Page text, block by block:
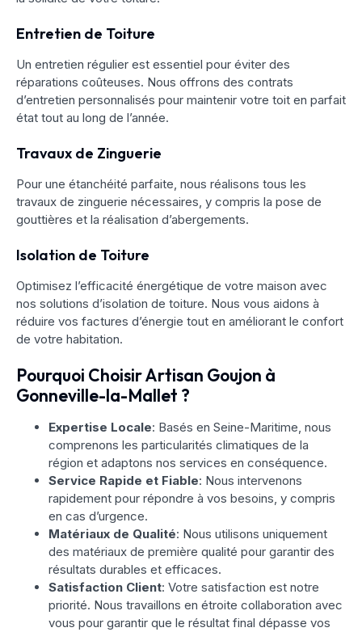
Entretien de Toiture
Un entretien régulier est essentiel pour éviter des
réparations coûteuses. Nous offrons des contrats
d’entretien personnalisés pour maintenir votre toit en parfait
état tout au long de l’année.
Travaux de Zinguerie
Pour une étanchéité parfaite, nous réalisons tous les
travaux de zinguerie nécessaires, y compris la pose de
gouttières et la réalisation d’abergements.
Isolation de Toiture
Optimisez l’efficacité énergétique de votre maison avec
nos solutions d’isolation de toiture. Nous vous aidons à
réduire vos factures d’énergie tout en améliorant le confort
de votre habitation.
Pourquoi Choisir Artisan Goujon à
Gonneville-la-Mallet ?
Expertise Locale: Basés en Seine-Maritime, nous
comprenons les particularités climatiques de la
région et adaptons nos services en conséquence.
Service Rapide et Fiable: Nous intervenons
rapidement pour répondre à vos besoins, y compris
en cas d’urgence.
Matériaux de Qualité: Nous utilisons uniquement
des matériaux de première qualité pour garantir des
résultats durables et efficaces.
Satisfaction Client: Votre satisfaction est notre
priorité. Nous travaillons en étroite collaboration avec
vous pour garantir que le résultat final dépasse vos